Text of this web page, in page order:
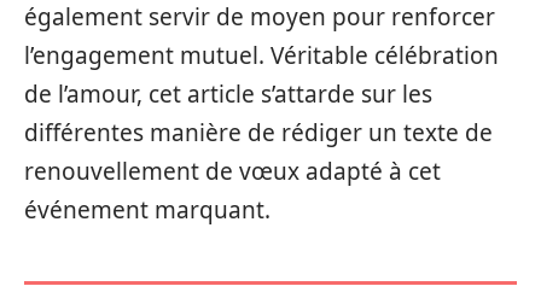
également servir de moyen pour renforcer
l’engagement mutuel. Véritable célébration
de l’amour, cet article s’attarde sur les
différentes manière de rédiger un texte de
renouvellement de vœux adapté à cet
événement marquant.